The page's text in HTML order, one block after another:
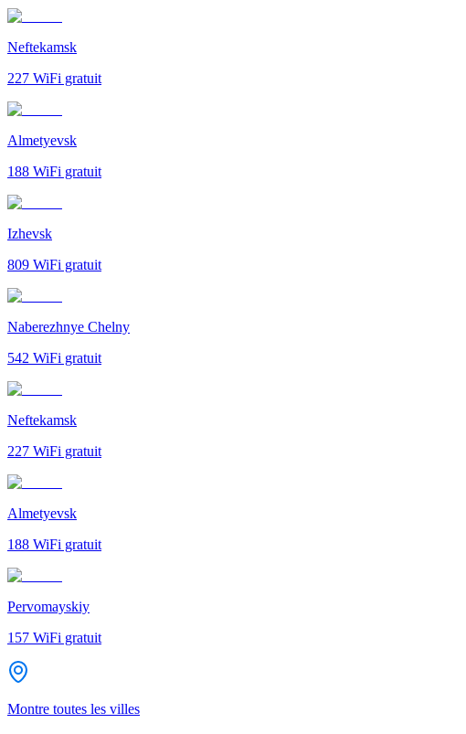
Neftekamsk
227 WiFi gratuit
Almetyevsk
188 WiFi gratuit
Izhevsk
809 WiFi gratuit
Naberezhnye Chelny
542 WiFi gratuit
Neftekamsk
227 WiFi gratuit
Almetyevsk
188 WiFi gratuit
Pervomayskiy
157 WiFi gratuit
Montre toutes les villes